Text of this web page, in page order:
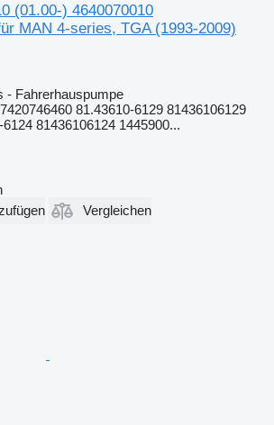
(01.00-) 4640070010
MAN 4-series, TGA (1993-2009)
- Fahrerhauspumpe
81.43610-6129 81436106129
81436106124 1445900...
Vergleichen